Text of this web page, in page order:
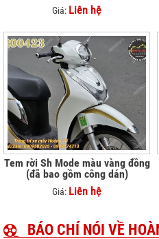
Giá: Liên hệ
Tem rời Sh Mode màu vàng đồng
(đã bao gồm công dán)
Giá: Liên hệ
BÁO CHÍ NÓI VỀ